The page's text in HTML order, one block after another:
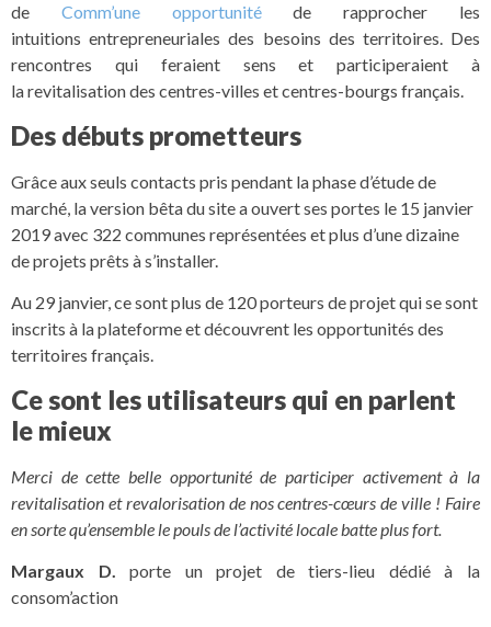
de Comm’une opportunitéde rapprocher les
intuitions entrepreneuriales des besoins des territoires. Des
rencontres qui feraient sens et participeraient à
la revitalisation des centres-villes et centres-bourgs français.
Des débuts prometteurs
Grâce aux seuls contacts pris pendant la phase d’étude de
marché, la version bêta du site a ouvert ses portes le 15 janvier
2019 avec 322 communes représentées et plus d’une dizaine
de projets prêts à s’installer.
Au 29 janvier, ce sont plus de 120 porteurs de projet qui se sont
inscrits à la plateforme et découvrent les opportunités des
territoires français.
Ce sont les utilisateurs qui en parlent
le mieux
Merci de cette belle opportunité de participer activement à la
revitalisation et revalorisation de nos centres-cœurs de ville ! Faire
en sorte qu’ensemble le pouls de l’activité locale batte plus fort.
Margaux D. porte un projet de tiers-lieu dédié à la
consom’action